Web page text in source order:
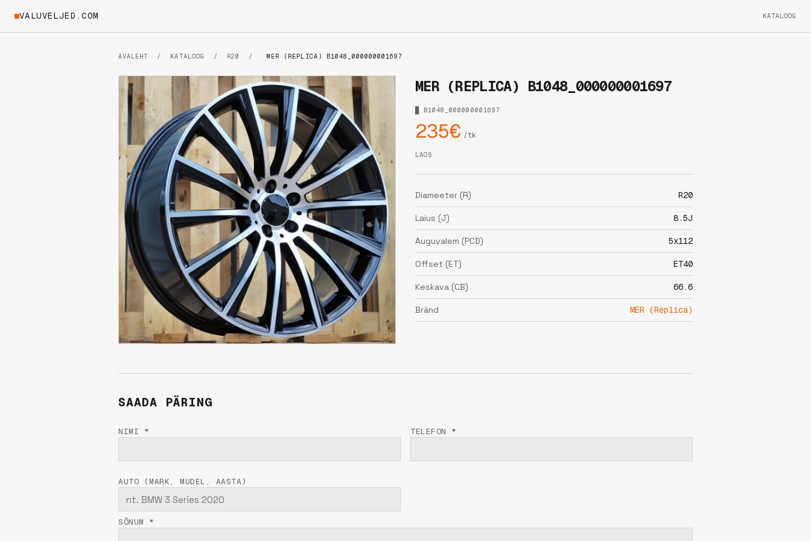
VALUVELJED.COM KATALOOG
AVALEHT / KATALOOG / R20 / MER (REPLICA) B1048_000000001697
MER (REPLICA) B1048_000000001697
█ B1048_000000001697
235€ /tk
LAOS
Diameeter (R) R20
Laius (J) 8.5J
Auguvalem (PCD) 5x112
Offset (ET) ET40
Keskava (CB) 66.6
Bränd MER (Replica)
SAADA PÄRING
NIMI * TELEFON *
AUTO (MARK, MUDEL, AASTA)
SÕNUM *